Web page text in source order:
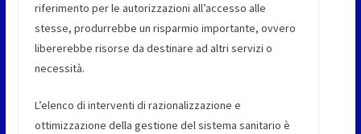
riferimento per le autorizzazioni all’accesso alle
stesse, produrrebbe un risparmio importante, ovvero
libererebbe risorse da destinare ad altri servizi o
necessità.
L’elenco di interventi di razionalizzazione e
ottimizzazione della gestione del sistema sanitario è